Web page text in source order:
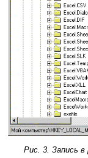
Рис. 3. Запись